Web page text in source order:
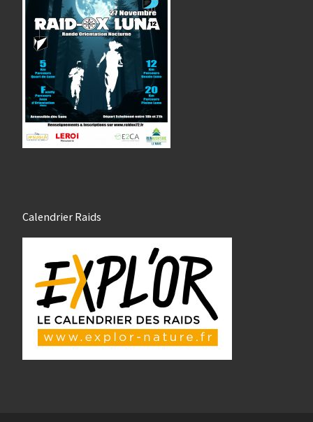
Calendrier Raids